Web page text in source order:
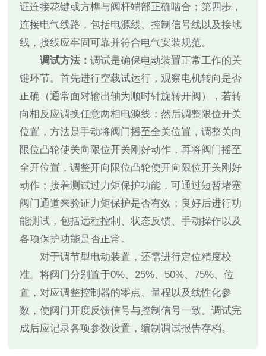
证连接花键或方榫与阀杆端部正确啮合；第四步，
连接电气线路，包括电源线、控制信号线以及接地
线，接线应牢固可靠并符合电气安装规范。
调试方法：调试是确保电动装置正常工作的关
键环节。首先进行空载试运行，观察电机转向是否
正确（通常面对输出轴为顺时针旋转开阀），若转
向相反应调换任意两相电源线；然后调整限位开关
位置，方法是手动将阀门摇至全关位置，调整关向
限位凸轮使关向限位开关刚好动作，再将阀门摇至
全开位置，调整开向限位凸轮使开向限位开关刚好
动作；接着测试过力矩保护功能，可通过短暂堵塞
阀门通道来验证力矩保护是否有效；良好后进行功
能测试，包括远程控制、状态反馈、手动操作以及
各项保护功能是否正常。
对于调节型电动装置，还需进行定位精度校
准。将阀门分别置于0%、25%、50%、75%、位
置，对应调整控制器的零点、量程以及线性化参
数，使阀门开度反馈信号与控制信号一致。调试完
成后应记录各项参数设置，编制调试报告存档。